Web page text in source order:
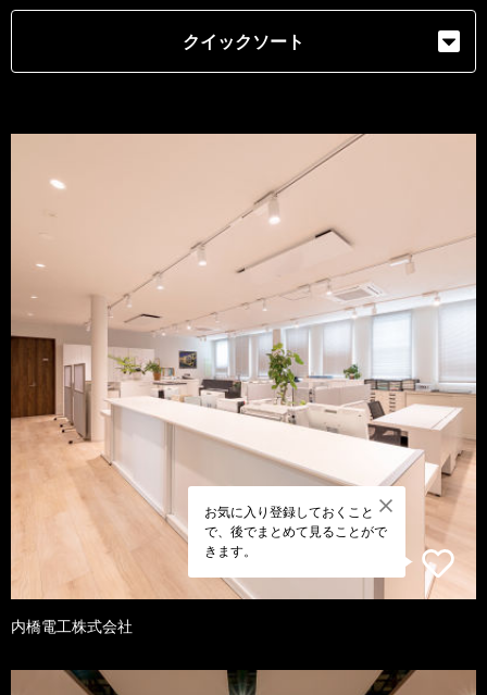
クイックソート
お気に入り登録しておくこと
で、後でまとめて見ることがで
きます。
内橋電工株式会社